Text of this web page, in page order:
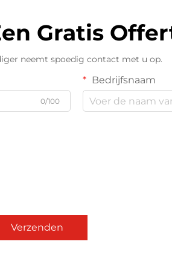
Gratis
neemt spoedig contact met u op.
0/100
Bedrijfsnaam
Verzenden